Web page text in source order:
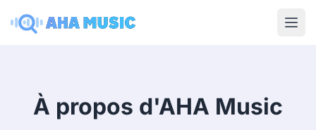
À propos d'AHA Music